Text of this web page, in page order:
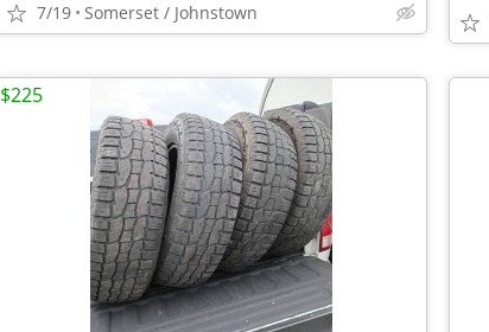
7/19 Somerset / Johnstown
$225